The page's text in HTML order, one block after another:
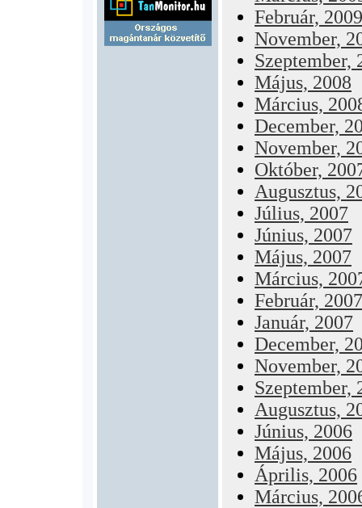
Február, 2009
November,
Szeptember,
Május, 2008
Március,
December,
November,
Október,
Augusztus,
Július, 2007
Június, 2007
Május, 2007
Március,
Február, 2007
Január, 2007
December,
November,
Szeptember,
Augusztus,
Június, 2006
Május, 2006
Április, 2006
Március,